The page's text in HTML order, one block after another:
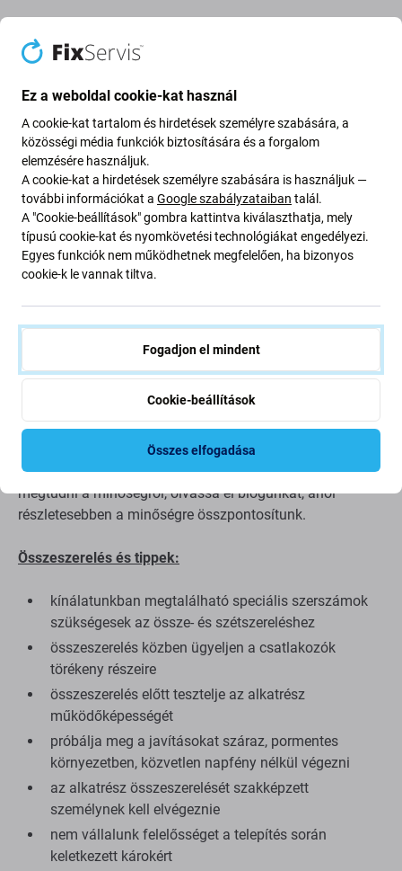
Leírás és specifikáció
Ragasztó az LCD-kijelző alatt a
következőhöz: Apple iPhone 13
Ha szétszedte Apple iPhone 13 eszközét, és új ragasztóra
van szüksége, akkor erre az alkatrészre van szüksége
ahhoz, hogy eszköze ismét működőképes legyen.
Alkatrészek minősége
alkatrész ugyanazon szabványok, specifikációk és
anyagok szerint készül, mint az eredeti. Ez az eredeti
másolata, és az utángyártott alkatrész (ritka esetekben)
minimális eltéréseket mutathat a funkcionalitásban, a
minőségben vagy a megjelenésben. Ha többet szeretne
megtudni a minőségről, olvassa el blogunkat, ahol
részletesebben a minőségre összpontosítunk.
Összeszerelés és tippek:
kínálatunkban megtalálható speciális szerszámok
szükségesek az össze- és szétszereléshez
összeszerelés közben ügyeljen a csatlakozók
törékeny részeire
összeszerelés előtt tesztelje az alkatrész
működőképességét
próbálja meg a javításokat száraz, pormentes
környezetben, közvetlen napfény nélkül végezni
az alkatrész összeszerelését szakképzett
személynek kell elvégeznie
nem vállalunk felelősséget a telepítés során
keletkezett károkért
Ez a weboldal cookie-kat használ
A cookie-kat tartalom és hirdetések személyre szabására, a
közösségi média funkciók biztosítására és a forgalom
elemzésére használjuk.
A cookie-kat a hirdetések személyre szabására is használjuk —
további információkat a Google szabályzataiban talál.
A "Cookie-beállítások" gombra kattintva kiválaszthatja, mely
típusú cookie-kat és nyomkövetési technológiákat engedélyezi.
Egyes funkciók nem működhetnek megfelelően, ha bizonyos
cookie-k le vannak tiltva.
Fogadjon el mindent
Cookie-beállítások
Összes elfogadása